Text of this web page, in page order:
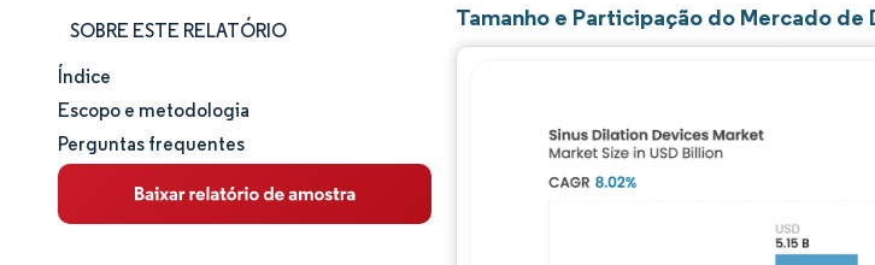
SOBRE ESTE RELATÓRIO
Tamanho e participação de mercado
Análise de mercado
Tendências e insights
Índice
Escopo e metodologia
Perguntas frequentes
Tamanho e Participação do Mercado